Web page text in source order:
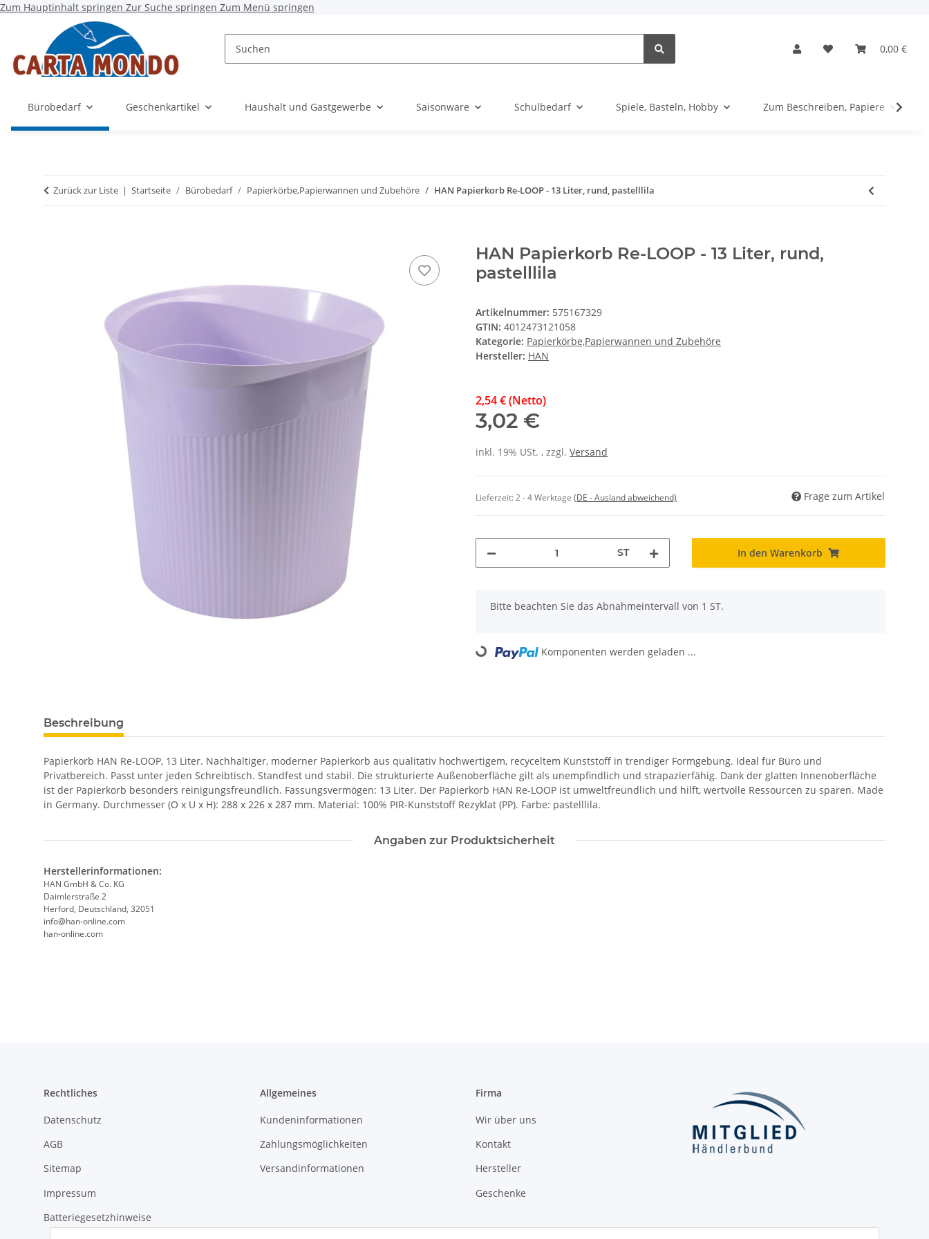
Zum Hauptinhalt springen Zur Suche springen Zum Menü springen
0,00 €
Bürobedarf Geschenkartikel Haushalt und Gastgewerbe Saisonware Schulbedarf Spiele, Basteln, Hobby Zum Beschreiben, Papiere
Zurück zur Liste Startseite Bürobedarf Papierkörbe,Papierwannen und Zubehöre HAN Papierkorb Re-LOOP - 13 Liter, rund, pastelllila
HAN Papierkorb Re-LOOP - 13 Liter, rund,
pastelllila
Artikelnummer: 575167329
GTIN: 4012473121058
Kategorie: Papierkörbe,Papierwannen und Zubehöre
Hersteller: HAN
2,54 € (Netto)
3,02 €
inkl. 19% USt. , zzgl. Versand
Lieferzeit:2 - 4 Werktage (DE - Ausland abweichend) Frage zum Artikel
ST In den Warenkorb
x
Bitte beachten Sie das Abnahmeintervall von 1 ST.
Loading... Komponenten werden geladen ...
Beschreibung
Papierkorb HAN Re-LOOP, 13 Liter. Nachhaltiger, moderner Papierkorb aus qualitativ hochwertigem, recyceltem Kunststoff in trendiger Formgebung. Ideal für Büro und
Privatbereich. Passt unter jeden Schreibtisch. Standfest und stabil. Die strukturierte Außenoberfläche gilt als unempfindlich und strapazierfähig. Dank der glatten Innenoberfläche
ist der Papierkorb besonders reinigungsfreundlich. Fassungsvermögen: 13 Liter. Der Papierkorb HAN Re-LOOP ist umweltfreundlich und hilft, wertvolle Ressourcen zu sparen. Made
in Germany. Durchmesser (O x U x H): 288 x 226 x 287 mm. Material: 100% PIR-Kunststoff Rezyklat (PP). Farbe: pastelllila.
Angaben zur Produktsicherheit
Herstellerinformationen:
HAN GmbH & Co. KG
Daimlerstraße 2
Herford, Deutschland, 32051
info@han-online.com
han-online.com
Rechtliches
Datenschutz
AGB
Sitemap
Impressum
Batteriegesetzhinweise
Allgemeines
Kundeninformationen
Zahlungsmöglichkeiten
Versandinformationen
Firma
Wir über uns
Kontakt
Hersteller
Geschenke